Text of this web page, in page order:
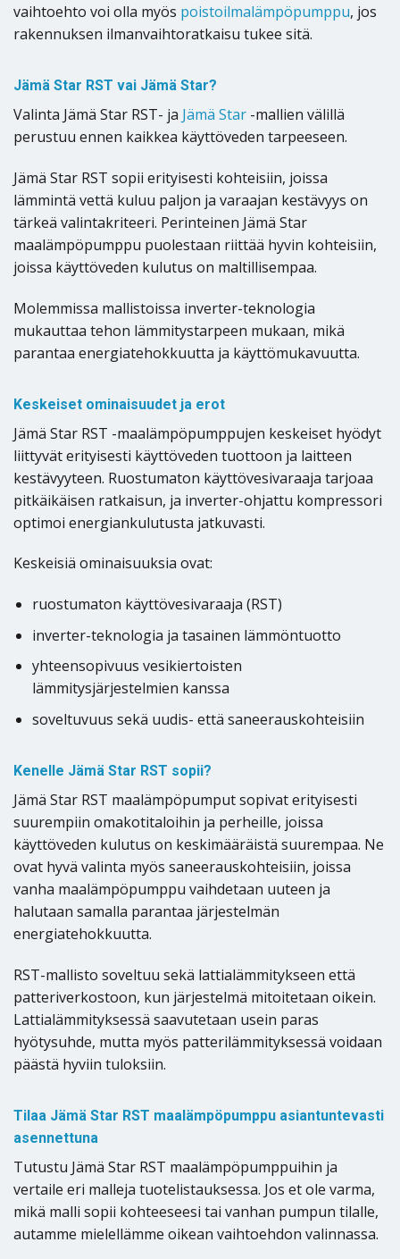
vaihtoehto voi olla myös poistoilmalämpöpumppu, jos
rakennuksen ilmanvaihtoratkaisu tukee sitä.
Jämä Star RST vai Jämä Star?
Valinta Jämä Star RST- ja Jämä Star -mallien välillä
perustuu ennen kaikkea käyttöveden tarpeeseen.
Jämä Star RST sopii erityisesti kohteisiin, joissa
lämmintä vettä kuluu paljon ja varaajan kestävyys on
tärkeä valintakriteeri. Perinteinen Jämä Star
maalämpöpumppu puolestaan riittää hyvin kohteisiin,
joissa käyttöveden kulutus on maltillisempaa.
Molemmissa mallistoissa inverter-teknologia
mukauttaa tehon lämmitystarpeen mukaan, mikä
parantaa energiatehokkuutta ja käyttömukavuutta.
Keskeiset ominaisuudet ja erot
Jämä Star RST -maalämpöpumppujen keskeiset hyödyt
liittyvät erityisesti käyttöveden tuottoon ja laitteen
kestävyyteen. Ruostumaton käyttövesivaraaja tarjoaa
pitkäikäisen ratkaisun, ja inverter-ohjattu kompressori
optimoi energiankulutusta jatkuvasti.
Keskeisiä ominaisuuksia ovat:
ruostumaton käyttövesivaraaja (RST)
inverter-teknologia ja tasainen lämmöntuotto
yhteensopivuus vesikiertoisten
lämmitysjärjestelmien kanssa
soveltuvuus sekä uudis- että saneerauskohteisiin
Kenelle Jämä Star RST sopii?
Jämä Star RST maalämpöpumput sopivat erityisesti
suurempiin omakotitaloihin ja perheille, joissa
käyttöveden kulutus on keskimääräistä suurempaa. Ne
ovat hyvä valinta myös saneerauskohteisiin, joissa
vanha maalämpöpumppu vaihdetaan uuteen ja
halutaan samalla parantaa järjestelmän
energiatehokkuutta.
RST-mallisto soveltuu sekä lattialämmitykseen että
patteriverkostoon, kun järjestelmä mitoitetaan oikein.
Lattialämmityksessä saavutetaan usein paras
hyötysuhde, mutta myös patterilämmityksessä voidaan
päästä hyviin tuloksiin.
Tilaa Jämä Star RST maalämpöpumppu asiantuntevasti
asennettuna
Tutustu Jämä Star RST maalämpöpumppuihin ja
vertaile eri malleja tuotelistauksessa. Jos et ole varma,
mikä malli sopii kohteeseesi tai vanhan pumpun tilalle,
autamme mielellämme oikean vaihtoehdon valinnassa.